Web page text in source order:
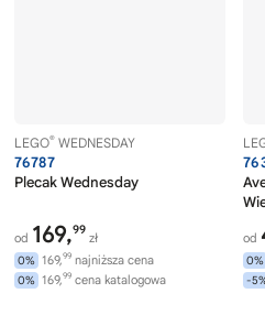
LEGO® WEDNESDAY
76787
Plecak Wednesday
od 169,99
zł
0% 169,99 najniższa cena
0% 169,99 cena katalogowa
od
0%
-